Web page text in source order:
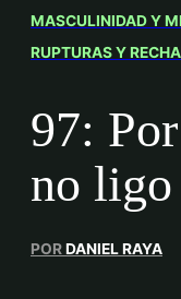
MASCULINIDAD Y
RUPTURAS Y
97:
no ligo
PORDANIEL RAYA